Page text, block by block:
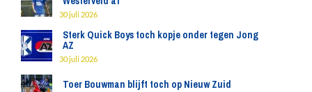
30 juli 2026
Sterk Quick Boys toch kopje onder tegen Jong
AZ
30 juli 2026
Toer Bouwman blijft toch op Nieuw Zuid